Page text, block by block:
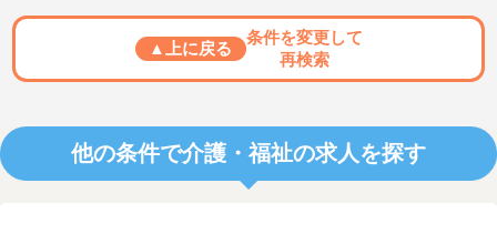
▲上に戻る
条件を変更して
再検索
他の条件で介護・福祉の求人を探す